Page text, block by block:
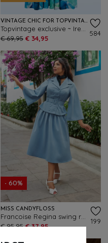
VINTAGE CHIC FOR TOPVINTAGE
€ 69,95 € 34,95
584
- 60%
MISS CANDYFLOSS
€ 95,95 € 37,95
199